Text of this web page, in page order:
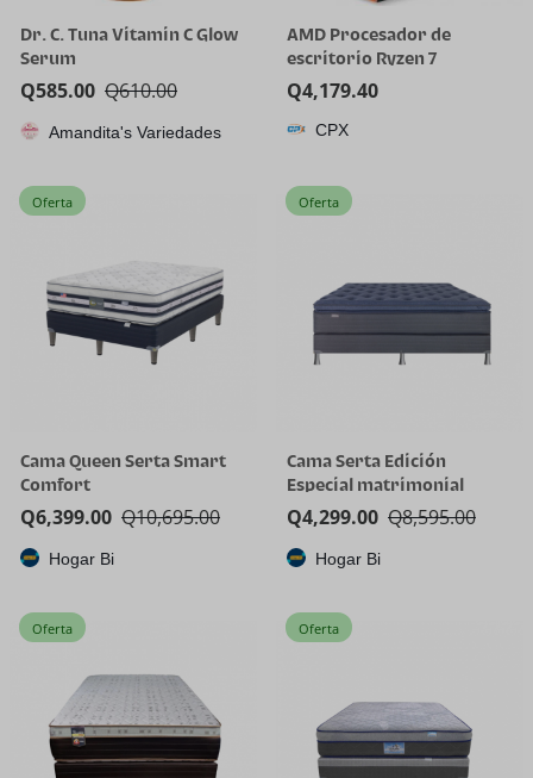
Dr. C. Tuna Vitamin C Glow
Serum
Q610.00
Q585.00
Amandita's Variedades
AMD Procesador de
escritorio Ryzen 7
5800X3D de 8 núcleos y 16
hilos con tecnología AMD
3D V-Cache
Q4,179.40
CPX
Oferta
Cama Queen Serta Smart
Comfort
Q10,695.00
Q6,399.00
Hogar Bi
Oferta
Cama Serta Edición
Especial matrimonial
Q8,595.00
Q4,299.00
Hogar Bi
Oferta Oferta